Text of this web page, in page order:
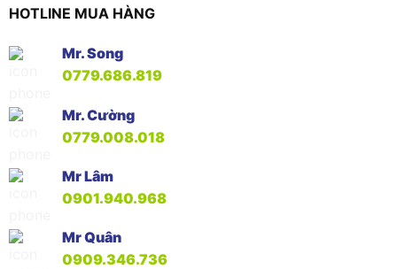
HOTLINE MUA HÀNG
Mr. Song
0779.686.819
Mr. Cường
0779.008.018
Mr Lâm
0901.940.968
Mr Quân
0909.346.736